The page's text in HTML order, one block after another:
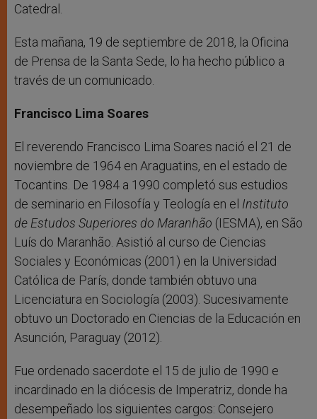
Catedral.
Esta mañana, 19 de septiembre de 2018, la Oficina
de Prensa de la Santa Sede, lo ha hecho público a
través de un comunicado.
Francisco Lima Soares
El reverendo Francisco Lima Soares nació el 21 de
noviembre de 1964 en Araguatins, en el estado de
Tocantins. De 1984 a 1990 completó sus estudios
de seminario en Filosofía y Teología en el Instituto
de Estudos Superiores do Maranhão (IESMA), en São
Luís do Maranhão. Asistió al curso de Ciencias
Sociales y Económicas (2001) en la Universidad
Católica de París, donde también obtuvo una
Licenciatura en Sociología (2003). Sucesivamente
obtuvo un Doctorado en Ciencias de la Educación en
Asunción, Paraguay (2012).
Fue ordenado sacerdote el 15 de julio de 1990 e
incardinado en la diócesis de Imperatriz, donde ha
desempeñado los siguientes cargos: Consejero